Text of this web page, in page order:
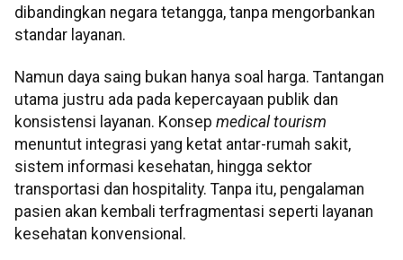
dibandingkan negara tetangga, tanpa mengorbankan
standar layanan.
Namun daya saing bukan hanya soal harga. Tantangan
utama justru ada pada kepercayaan publik dan
konsistensi layanan. Konsep medical tourism
menuntut integrasi yang ketat antar-rumah sakit,
sistem informasi kesehatan, hingga sektor
transportasi dan hospitality. Tanpa itu, pengalaman
pasien akan kembali terfragmentasi seperti layanan
kesehatan konvensional.